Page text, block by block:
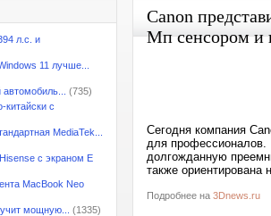
л.с. и
11 лучше...
(735)
китайски с
MediaTek...
с экраном E
MacBook Neo
мощную...
(1335)
Canon
Мп сенсором и
Сегодня компания
для профессионалов.
долгожданную
также ориентирована
Подробнее на 3Dnews.ru